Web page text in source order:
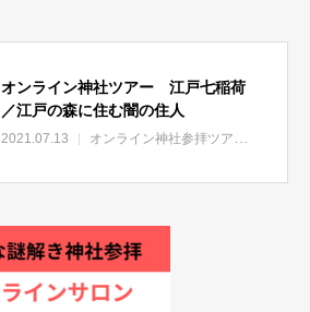
オンライン神社ツアー 江戸七稲荷
／江戸の森に住む闇の住人
2021.07.13 オンライン神社参拝ツアー